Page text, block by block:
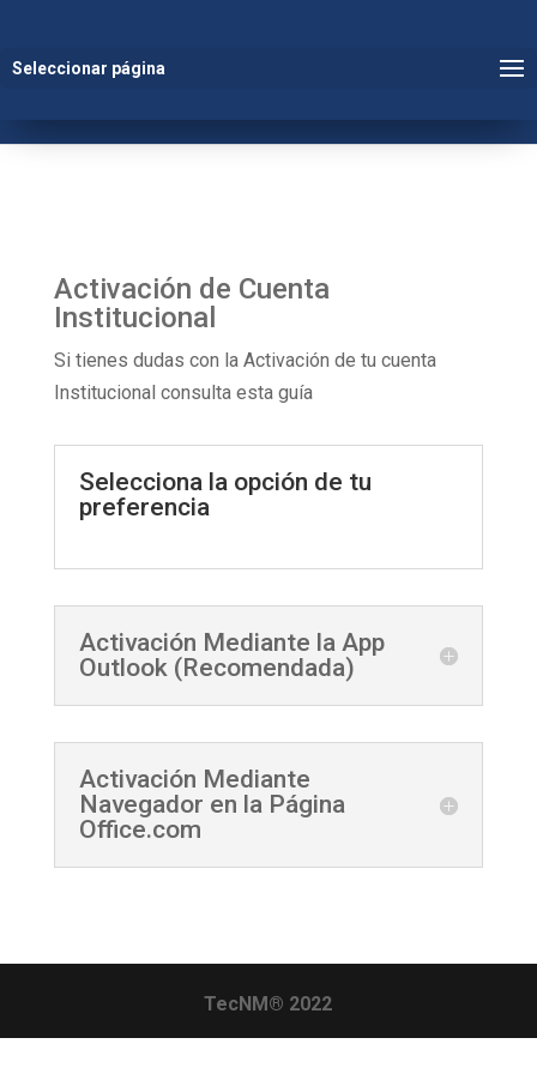
Seleccionar página
Activación de Cuenta
Institucional
Si tienes dudas con la Activación de tu cuenta
Institucional consulta esta guía
Selecciona la opción de tu
preferencia
Activación Mediante la App
Outlook (Recomendada)
Activación Mediante
Navegador en la Página
Office.com
TecNM® 2022